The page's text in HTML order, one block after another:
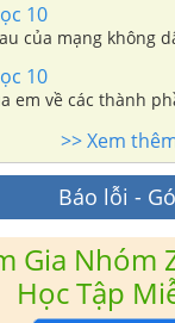
10
của mạng không
10
em về các thành
>> Xem
Báo lỗi -
Gia
Học Tập